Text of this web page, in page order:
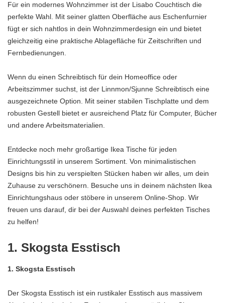
Für ein modernes Wohnzimmer ist der Lisabo Couchtisch die
perfekte Wahl. Mit seiner glatten Oberfläche aus Eschenfurnier
fügt er sich nahtlos in dein Wohnzimmerdesign ein und bietet
gleichzeitig eine praktische Ablagefläche für Zeitschriften und
Fernbedienungen.
Wenn du einen Schreibtisch für dein Homeoffice oder
Arbeitszimmer suchst, ist der Linnmon/Sjunne Schreibtisch eine
ausgezeichnete Option. Mit seiner stabilen Tischplatte und dem
robusten Gestell bietet er ausreichend Platz für Computer, Bücher
und andere Arbeitsmaterialien.
Entdecke noch mehr großartige Ikea Tische für jeden
Einrichtungsstil in unserem Sortiment. Von minimalistischen
Designs bis hin zu verspielten Stücken haben wir alles, um dein
Zuhause zu verschönern. Besuche uns in deinem nächsten Ikea
Einrichtungshaus oder stöbere in unserem Online-Shop. Wir
freuen uns darauf, dir bei der Auswahl deines perfekten Tisches
zu helfen!
1. Skogsta Esstisch
1. Skogsta Esstisch
Der Skogsta Esstisch ist ein rustikaler Esstisch aus massivem